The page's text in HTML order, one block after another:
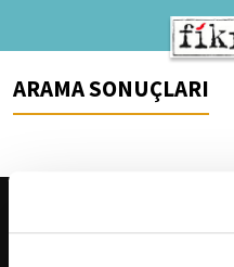
ARAMA SONUÇLARI